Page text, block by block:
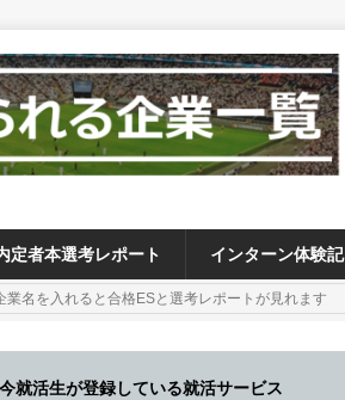
定者本選考レポート インターン体験記
就活生が登録している就活サービス